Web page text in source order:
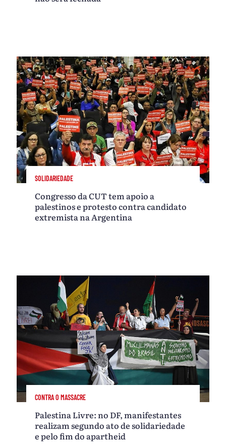
SOLIDARIEDADE
Congresso da CUT tem apoio a
palestinos e protesto contra candidato
extremista na Argentina
CONTRA O MASSACRE
Palestina Livre: no DF, manifestantes
realizam segundo ato de solidariedade
e pelo fim do apartheid